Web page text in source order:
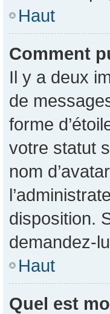
Haut
Comment
Il y a deux
de
forme
votre statut
nom
disposition.
demandez-
Haut
Quel est